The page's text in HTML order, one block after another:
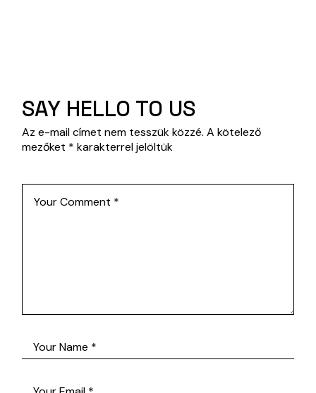
SAY HELLO TO US
Az e-mail címet nem tesszük közzé. A kötelező
mezőket * karakterrel jelöltük